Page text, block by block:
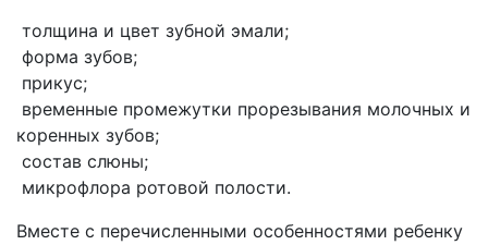
толщина и цвет зубной эмали;
форма зубов;
прикус;
временные промежутки прорезывания молочных и
коренных зубов;
состав слюны;
микрофлора ротовой полости.
Вместе с перечисленными особенностями ребенку